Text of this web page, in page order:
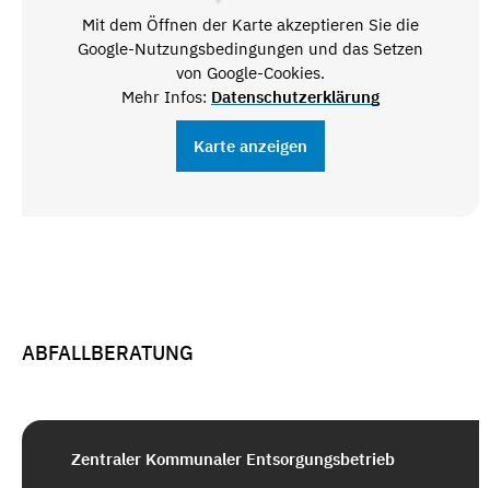
Mit dem Öffnen der Karte akzeptieren Sie die
Google-Nutzungsbedingungen und das Setzen
von Google-Cookies.
Mehr Infos: Datenschutzerklärung
Karte anzeigen
ABFALLBERATUNG
Zentraler Kommunaler Entsorgungsbetrieb